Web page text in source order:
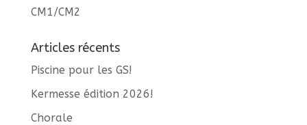
CM1/CM2
Articles récents
Piscine pour les GS!
Kermesse édition 2026!
Chorale